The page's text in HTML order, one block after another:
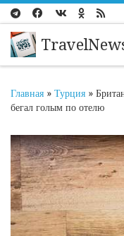
Перейти к
Главная » Турция »
бегал голым по отелю